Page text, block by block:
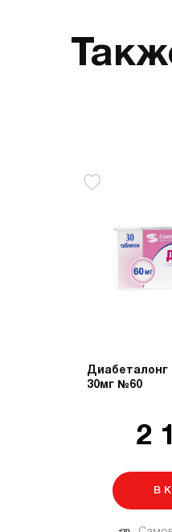
Диабеталонг
30мг №60
2
В